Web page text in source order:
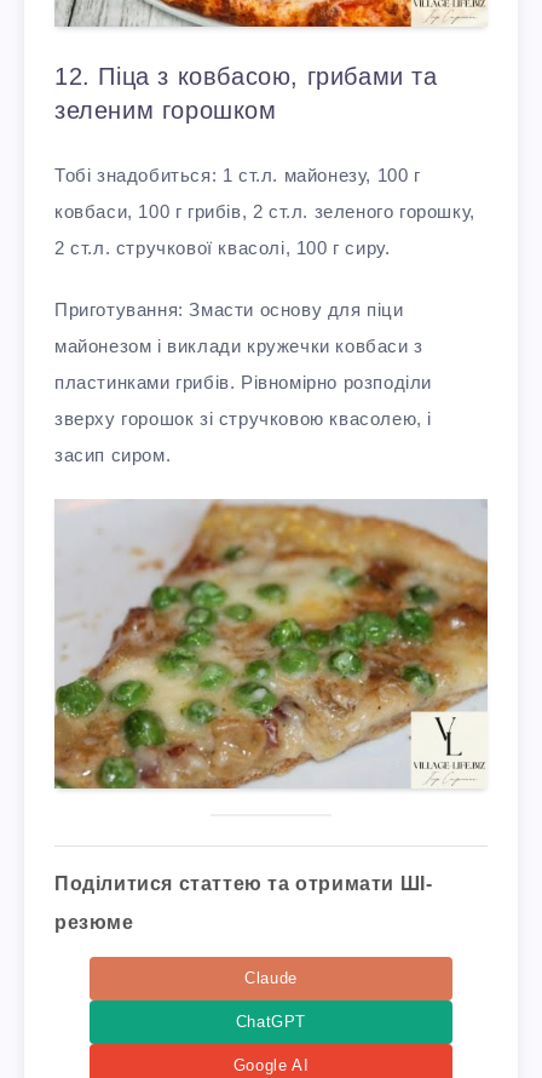
12. Піца з ковбасою, грибами та
зеленим горошком
Тобі знадобиться: 1 ст.л. майонезу, 100 г
ковбаси, 100 г грибів, 2 ст.л. зеленого горошку,
2 ст.л. стручкової квасолі, 100 г сиру.
Приготування: Змасти основу для піци
майонезом і виклади кружечки ковбаси з
пластинками грибів. Рівномірно розподіли
зверху горошок зі стручковою квасолею, і
засип сиром.
Поділитися статтею та отримати ШІ-
резюме
Claude
ChatGPT
Google AI